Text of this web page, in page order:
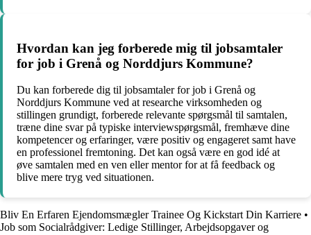
Hvordan kan jeg forberede mig til jobsamtaler
for job i Grenå og Norddjurs Kommune?
Du kan forberede dig til jobsamtaler for job i Grenå og
Norddjurs Kommune ved at researche virksomheden og
stillingen grundigt, forberede relevante spørgsmål til samtalen,
træne dine svar på typiske interviewspørgsmål, fremhæve dine
kompetencer og erfaringer, være positiv og engageret samt have
en professionel fremtoning. Det kan også være en god idé at
øve samtalen med en ven eller mentor for at få feedback og
blive mere tryg ved situationen.
Bliv En Erfaren Ejendomsmægler Trainee Og Kickstart Din Karriere •
Job som Socialrådgiver: Ledige Stillinger, Arbejdsopgaver og